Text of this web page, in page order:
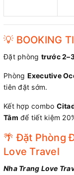
💡 BOOKING
Đặt phòng trước
Phòng Executive
tiên đặt sớm.
Kết hợp combo
Tằm để tiết kiệm
🌴 Đặt Phòng
Love Travel
Nha Trang Love